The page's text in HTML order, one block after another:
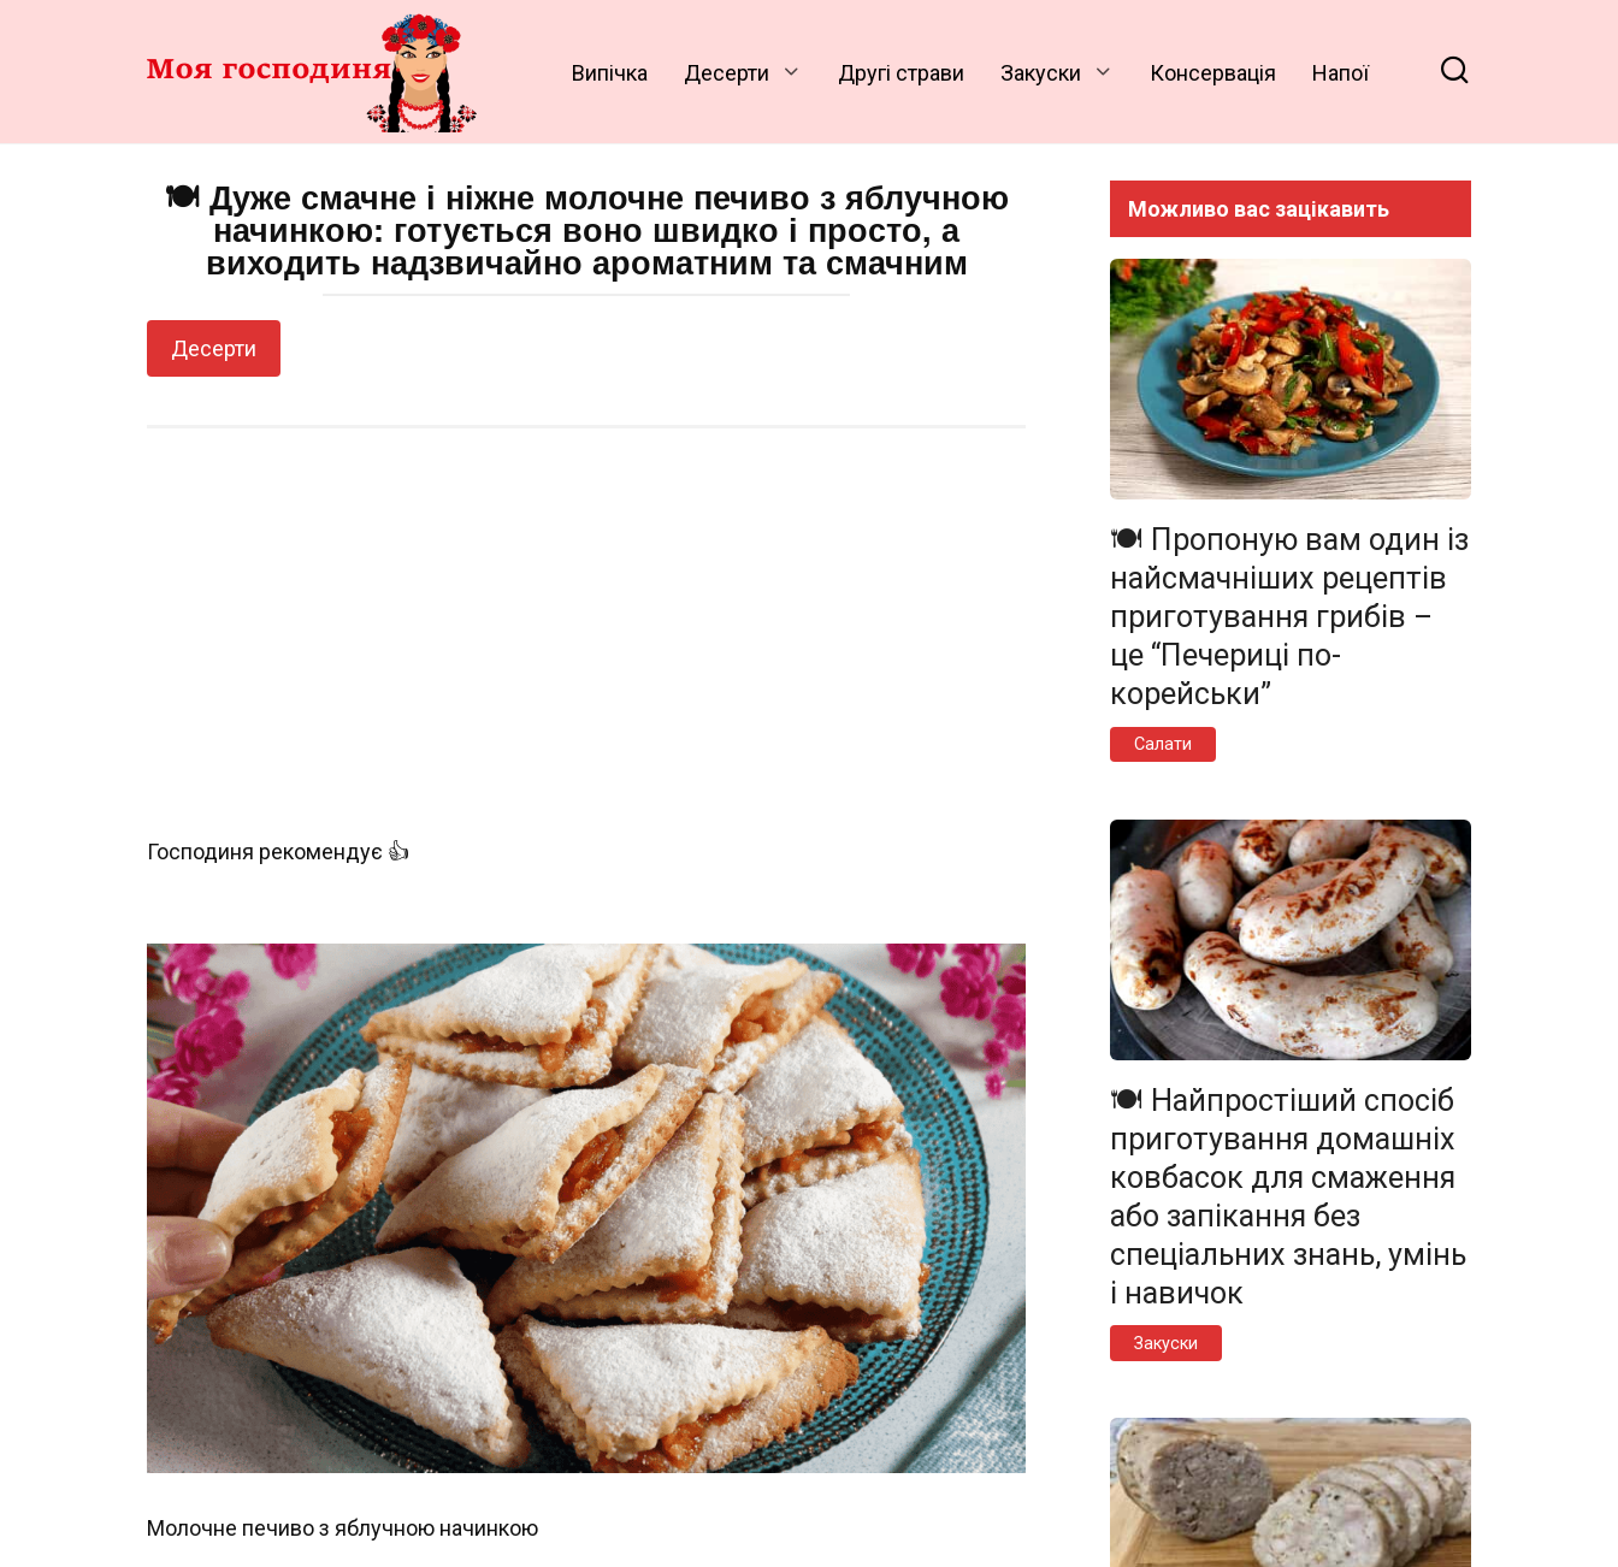
Випічка Десерти Другі страви Закуски Консервація Напої
🍽️ Дуже смачне і ніжне молочне печиво з яблучною
начинкою: готується воно швидко і просто, а
виходить надзвичайно ароматним та смачним
Десерти
Господиня рекомендує 👍
Молочне печиво з яблучною начинкою
Можливо вас зацікавить
🍽️ Пропоную вам один із
найсмачніших рецептів
приготування грибів –
це “Печериці по-
корейськи”
Салати
🍽️ Найпростіший спосіб
приготування домашніх
ковбасок для смаження
або запікання без
спеціальних знань, умінь
і навичок
Закуски